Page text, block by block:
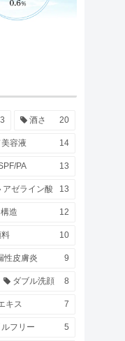
酒さ 20
容液 14
PA 13
アゼライン酸 13
造 12
10
性皮膚炎 9
ダブル洗顔 8
キス 7
フリー 5